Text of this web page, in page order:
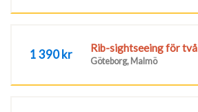
1 390 kr Rib-sightseeing för två
Göteborg, Malmö